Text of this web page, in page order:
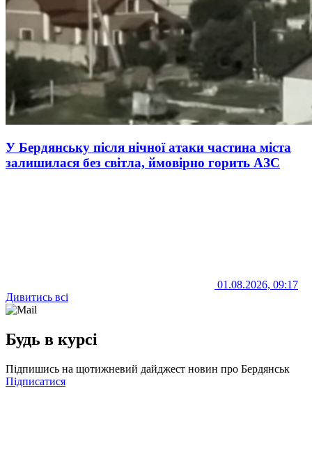
У Бердянську після нічної атаки частина міста
залишилася без світла, ймовірно горить АЗС
01.08.2026, 09:17
Дивитись всі
Будь в курсі
Підпишись на щотижневий дайджест новин про Бердянськ
Підписатися